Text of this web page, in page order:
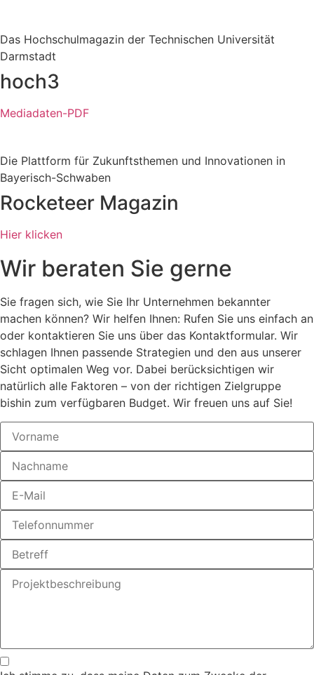
Das Hochschulmagazin der Technischen Universität
Darmstadt
hoch3
Mediadaten-PDF
Die Plattform für Zukunftsthemen und Innovationen in
Bayerisch-Schwaben
Rocketeer Magazin
Hier klicken
Wir beraten Sie gerne
Sie fragen sich, wie Sie Ihr Unternehmen bekannter
machen können? Wir helfen Ihnen: Rufen Sie uns einfach an
oder kontaktieren Sie uns über das Kontaktformular. Wir
schlagen Ihnen passende Strategien und den aus unserer
Sicht optimalen Weg vor. Dabei berücksichtigen wir
natürlich alle Faktoren – von der richtigen Zielgruppe
bishin zum verfügbaren Budget. Wir freuen uns auf Sie!